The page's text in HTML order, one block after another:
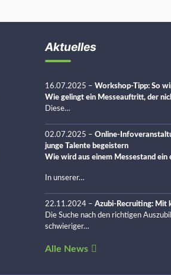
Aktuelles
16.07.2025 – Workshop-Tipp: So
Wie gelingt ein Messeauftritt, der
Diese…
02.07.2025 – Online-
junge Talente begeistern
Wie wird aus einem Messestand ein
In unserer…
22.11.2024 – Azubi-Recruiting: Mit
Die Suche nach den richtigen
schwieriger…
Alle News